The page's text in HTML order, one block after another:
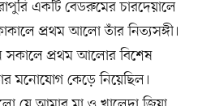
একটি বেডরুমের চারদেয়ালে
প্রথম আলো তাঁর নিত্যসঙ্গী।
সকালে প্রথম আলোর বিশেষ
মনোযোগ কেড়ে নিয়েছিল।